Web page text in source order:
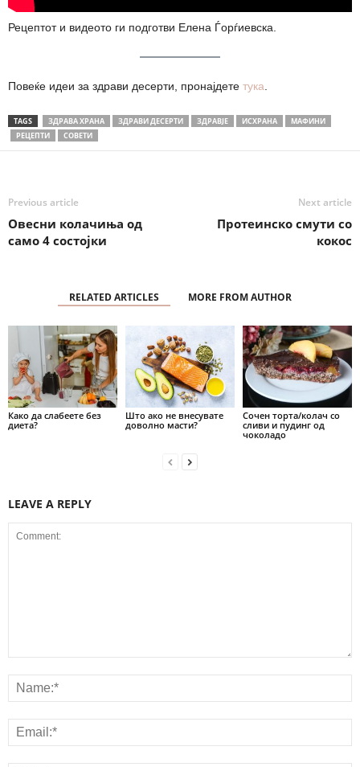
Рецептот и видеото ги подготви Елена Ѓорѓиевска.
Повеќе идеи за здрави десерти, пронајдете тука
TAGS ЗДРАВА ХРАНА ЗДРАВИ ДЕСЕРТИ ЗДРАВЈЕ ИСХРАНА
МАФИНИ
РЕЦЕПТИ
СОВЕТИ
Previous article
Овесни колачиња од
само 4 состојки
Next article
Протеинско смути со
кокос
RELATED ARTICLES MORE FROM AUTHOR
Како да слабеете без
диета?
Што ако не внесувате
доволно масти?
Сочен торта/колач со
сливи и пудинг од
чоколадо
LEAVE A REPLY